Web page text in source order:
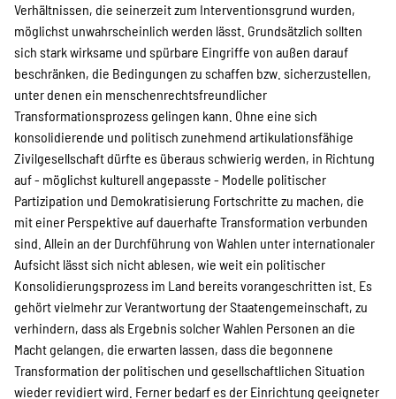
Verhältnissen, die seinerzeit zum Interventionsgrund wurden,
möglichst unwahrscheinlich werden lässt. Grundsätzlich sollten
sich stark wirksame und spürbare Eingriffe von außen darauf
beschränken, die Bedingungen zu schaffen bzw. sicherzustellen,
unter denen ein menschenrechtsfreundlicher
Transformationsprozess gelingen kann. Ohne eine sich
konsolidierende und politisch zunehmend artikulationsfähige
Zivilgesellschaft dürfte es überaus schwierig werden, in Richtung
auf - möglichst kulturell angepasste - Modelle politischer
Partizipation und Demokratisierung Fortschritte zu machen, die
mit einer Perspektive auf dauerhafte Transformation verbunden
sind. Allein an der Durchführung von Wahlen unter internationaler
Aufsicht lässt sich nicht ablesen, wie weit ein politischer
Konsolidierungsprozess im Land bereits vorangeschritten ist. Es
gehört vielmehr zur Verantwortung der Staatengemeinschaft, zu
verhindern, dass als Ergebnis solcher Wahlen Personen an die
Macht gelangen, die erwarten lassen, dass die begonnene
Transformation der politischen und gesellschaftlichen Situation
wieder revidiert wird. Ferner bedarf es der Einrichtung geeigneter